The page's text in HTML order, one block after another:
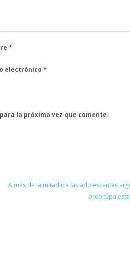
*
electrónico *
la próxima vez que comente.
A más de la mitad de las adolescentes
preocupa